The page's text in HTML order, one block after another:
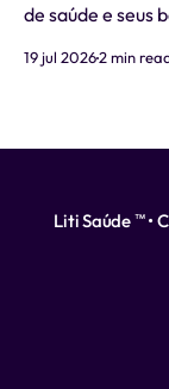
de saúde e seus
19 jul 20262 min
Liti Saúde ™ •